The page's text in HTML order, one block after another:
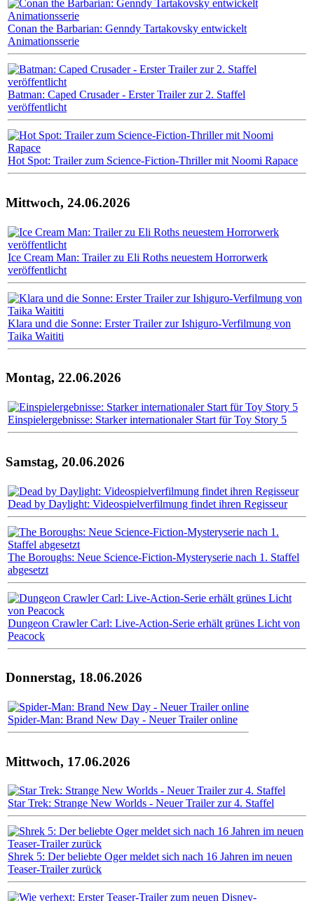
Conan the Barbarian: Genndy Tartakovsky entwickelt
Animationsserie
Batman: Caped Crusader - Erster Trailer zur 2. Staffel
veröffentlicht
Hot Spot: Trailer zum Science-Fiction-Thriller mit Noomi Rapace
Mittwoch, 24.06.2026
Ice Cream Man: Trailer zu Eli Roths neuestem Horrorwerk
veröffentlicht
Klara und die Sonne: Erster Trailer zur Ishiguro-Verfilmung von
Taika Waititi
Montag, 22.06.2026
Einspielergebnisse: Starker internationaler Start für Toy Story 5
Samstag, 20.06.2026
Dead by Daylight: Videospielverfilmung findet ihren Regisseur
The Boroughs: Neue Science-Fiction-Mysteryserie nach 1. Staffel
abgesetzt
Dungeon Crawler Carl: Live-Action-Serie erhält grünes Licht von
Peacock
Donnerstag, 18.06.2026
Spider-Man: Brand New Day - Neuer Trailer online
Mittwoch, 17.06.2026
Star Trek: Strange New Worlds - Neuer Trailer zur 4. Staffel
Shrek 5: Der beliebte Oger meldet sich nach 16 Jahren im neuen
Teaser-Trailer zurück